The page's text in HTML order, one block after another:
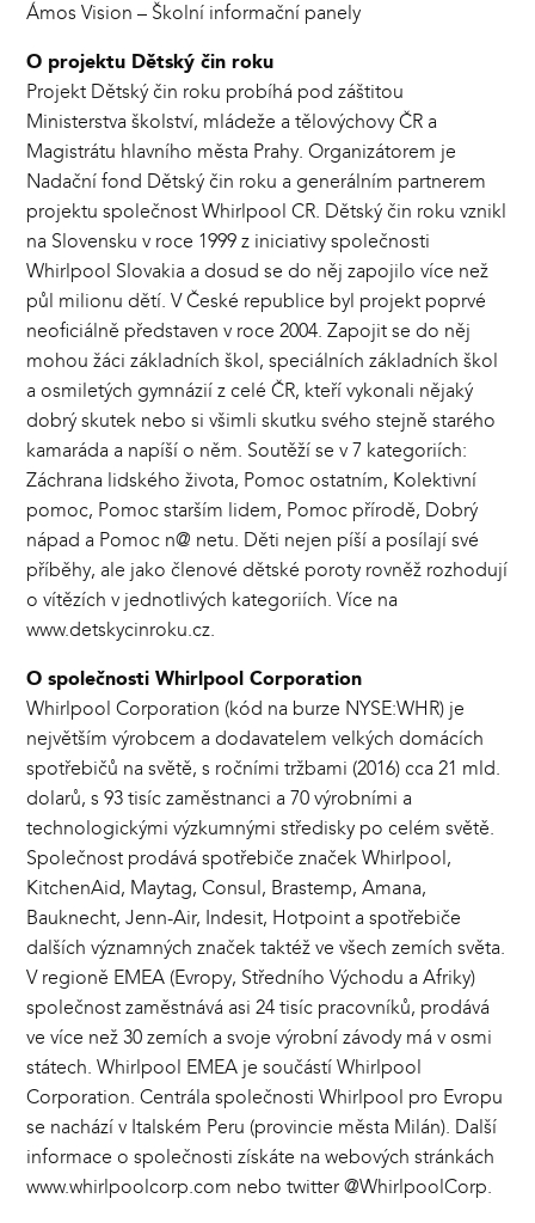
Ámos Vision – Školní informační panely
O projektu Dětský čin roku
Projekt Dětský čin roku probíhá pod záštitou
Ministerstva školství, mládeže a tělovýchovy ČR a
Magistrátu hlavního města Prahy. Organizátorem je
Nadační fond Dětský čin roku a generálním partnerem
projektu společnost Whirlpool CR. Dětský čin roku vznikl
na Slovensku v roce 1999 z iniciativy společnosti
Whirlpool Slovakia a dosud se do něj zapojilo více než
půl milionu dětí. V České republice byl projekt poprvé
neoficiálně představen v roce 2004. Zapojit se do něj
mohou žáci základních škol, speciálních základních škol
a osmiletých gymnázií z celé ČR, kteří vykonali nějaký
dobrý skutek nebo si všimli skutku svého stejně starého
kamaráda a napíší o něm. Soutěží se v 7 kategoriích:
Záchrana lidského života, Pomoc ostatním, Kolektivní
pomoc, Pomoc starším lidem, Pomoc přírodě, Dobrý
nápad a Pomoc n@ netu. Děti nejen píší a posílají své
příběhy, ale jako členové dětské poroty rovněž rozhodují
o vítězích v jednotlivých kategoriích. Více na
www.detskycinroku.cz.
O společnosti Whirlpool Corporation
Whirlpool Corporation (kód na burze NYSE:WHR) je
největším výrobcem a dodavatelem velkých domácích
spotřebičů na světě, s ročními tržbami (2016) cca 21 mld.
dolarů, s 93 tisíc zaměstnanci a 70 výrobními a
technologickými výzkumnými středisky po celém světě.
Společnost prodává spotřebiče značek Whirlpool,
KitchenAid, Maytag, Consul, Brastemp, Amana,
Bauknecht, Jenn-Air, Indesit, Hotpoint a spotřebiče
dalších významných značek taktéž ve všech zemích světa.
V regioně EMEA (Evropy, Středního Východu a Afriky)
společnost zaměstnává asi 24 tisíc pracovníků, prodává
ve více než 30 zemích a svoje výrobní závody má v osmi
státech. Whirlpool EMEA je součástí Whirlpool
Corporation. Centrála společnosti Whirlpool pro Evropu
se nachází v Italském Peru (provincie města Milán). Další
informace o společnosti získáte na webových stránkách
www.whirlpoolcorp.com nebo twitter @WhirlpoolCorp.